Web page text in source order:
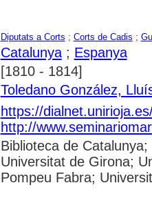
Diputats a Corts ; Corts de Cadis ;
Catalunya; Espanya
[1810 - 1814]
Toledano González,
https://
http://
Biblioteca de
Universitat de Girona;
Pompeu Fabra;